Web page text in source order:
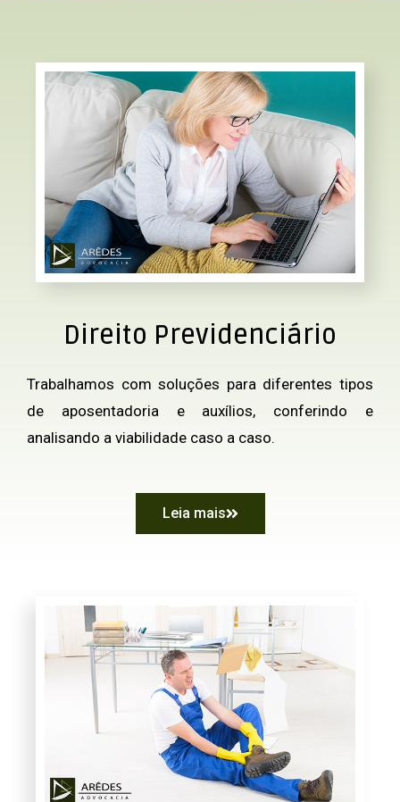
Direito Previdenciário
Trabalhamos com soluções para diferentes tipos
de aposentadoria e auxílios, conferindo e
analisando a viabilidade caso a caso.
Leia mais